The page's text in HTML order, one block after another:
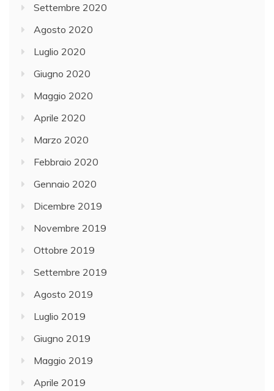
Settembre 2020
Agosto 2020
Luglio 2020
Giugno 2020
Maggio 2020
Aprile 2020
Marzo 2020
Febbraio 2020
Gennaio 2020
Dicembre 2019
Novembre 2019
Ottobre 2019
Settembre 2019
Agosto 2019
Luglio 2019
Giugno 2019
Maggio 2019
Aprile 2019